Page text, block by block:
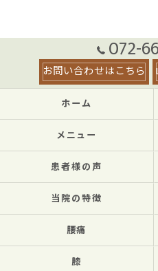
072-
お問い合わせはこちら
ホーム
メニュー
患者様の声
当院の特徴
腰痛
膝